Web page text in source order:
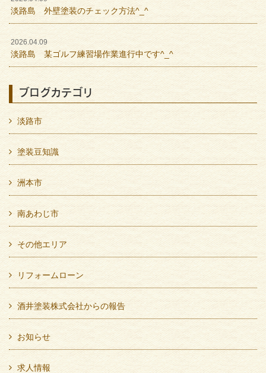
淡路島 外壁塗装のチェック方法^_^
2026.04.09
淡路島 某ゴルフ練習場作業進行中です^_^
ブログカテゴリ
淡路市
塗装豆知識
洲本市
南あわじ市
その他エリア
リフォームローン
酒井塗装株式会社からの報告
お知らせ
求人情報